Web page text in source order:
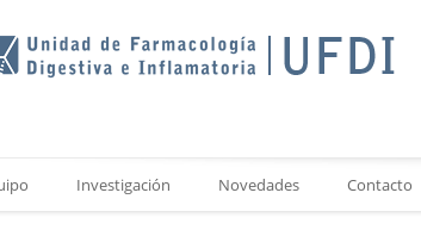
Investigación Novedades Contacto